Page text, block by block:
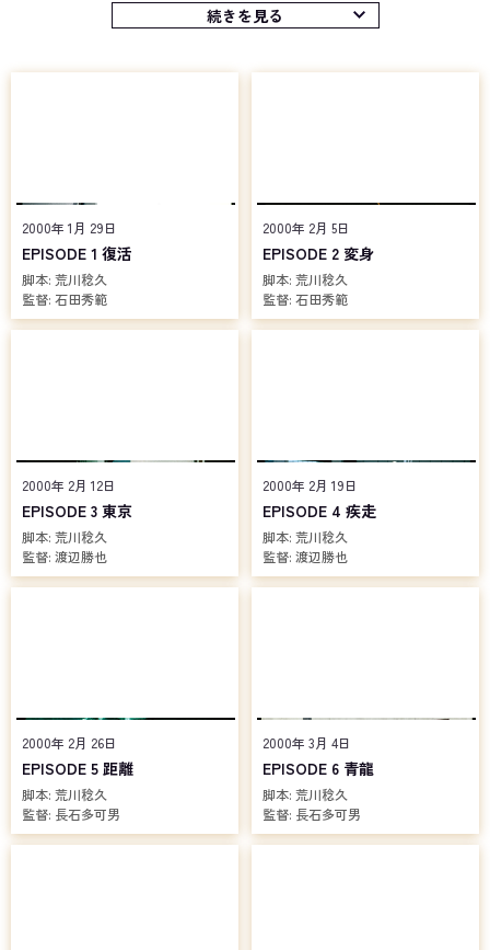
る。人々を襲い始める怪人の姿を見た五代は、決意に満ちた様子で
チームのリーダーだった夏目教授の葬儀で、教授の娘、夏目実加の
涙を目の当たりにしたことで、自分には戦う覚悟が足りなかったの
だと実感。教会に出現したコウモリを模した怪人、ズ・ゴオマ・グ
と戦う一条の前に割って入ると、「これ以上、誰かの涙は見たくな
い！」と、一条の目の前で脳裏で見た構えを見せて変身！ 五代の
姿は赤いボディの戦士「仮面ライダークウガ マイティフォーム」と
なるのだった。そして、クウガが激戦を制すると、一条も覚悟を固
の優劣を競う戦闘民族である。彼らは標的が数多く集まる場所「東
京」を目指し、移動を開始する。
続きを見る
2000年 1月 29日
EPISODE 1 復活
脚本: 荒川稔久
監督: 石田秀範
2000年 2月 5日
EPISODE 2 変身
脚本: 荒川稔久
監督: 石田秀範
2000年 2月 12日
EPISODE 3 東京
脚本: 荒川稔久
監督: 渡辺勝也
2000年 2月 19日
EPISODE 4 疾走
脚本: 荒川稔久
監督: 渡辺勝也
2000年 2月 26日
EPISODE 5 距離
脚本: 荒川稔久
監督: 長石多可男
2000年 3月 4日
EPISODE 6 青龍
脚本: 荒川稔久
監督: 長石多可男